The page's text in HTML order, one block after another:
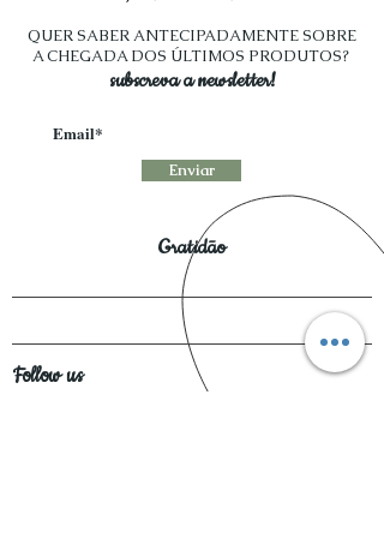
QUER SABER ANTECIPADAMENTE SOBRE
A CHEGADA DOS ÚLTIMOS PRODUTOS?
subscreva a newsletter!
Enviar
Gratidão
Follow us